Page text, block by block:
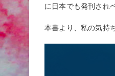
に日本でも発刊され
本書より、私の気持